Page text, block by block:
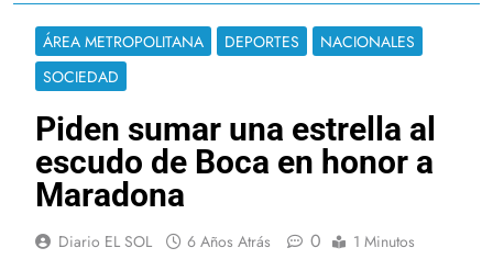
ÁREA METROPOLITANA DEPORTES
NACIONALES
SOCIEDAD
Piden sumar una estrella al
escudo de Boca en honor a
Maradona
Diario EL SOL 6 Años Atrás 0 1 Minutos